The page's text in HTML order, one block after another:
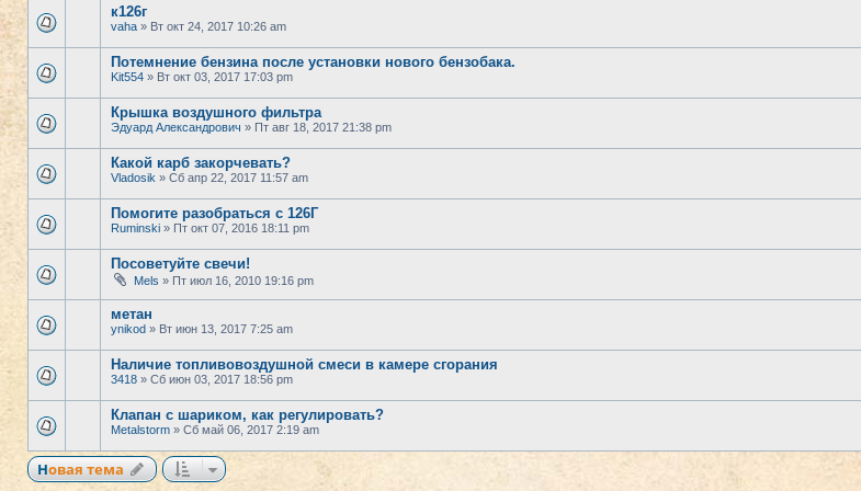
к126г
vaha » Вт окт 24, 2017 10:26 am
Потемнение бензина после установки нового бензобака.
Kit554 » Вт окт 03, 2017 17:03 pm
Крышка воздушного фильтра
Эдуард Александрович » Пт авг 18, 2017 21:38 pm
Какой карб закорчевать?
Vladosik » Сб апр 22, 2017 11:57 am
Помогите разобраться с 126Г
Ruminski » Пт окт 07, 2016 18:11 pm
Посоветуйте свечи!
Mels » Пт июл 16, 2010 19:16 pm
метан
ynikod » Вт июн 13, 2017 7:25 am
Наличие топливовоздушной смеси в камере сгорания
3418 » Сб июн 03, 2017 18:56 pm
Клапан с шариком, как регулировать?
Metalstorm » Сб май 06, 2017 2:19 am
Новая тема